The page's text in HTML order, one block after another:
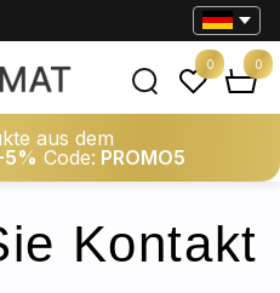
aus dem
Code: PROMO5
0 0
Kontakt